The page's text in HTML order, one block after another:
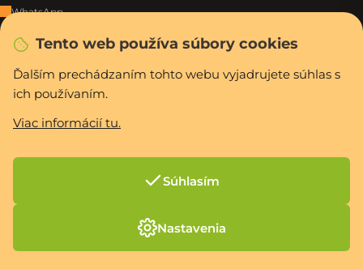
Tento web používa súbory cookies
Ďalším prechádzaním tohto webu vyjadrujete súhlas s
ich používaním.
Viac informácií tu.
Súhlasím
Nastavenia
WhatsApp
Vytvoril Shoptet Premium
cookies